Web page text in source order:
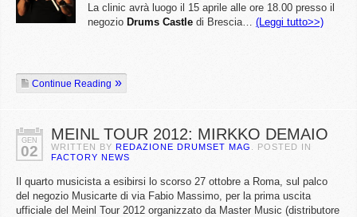
La clinic avrà luogo il 15 aprile alle ore 18.00 presso il
negozio Drums Castle di Brescia… (Leggi tutto>>)
Continue Reading
GEN
02
MEINL TOUR 2012: MIRKKO DEMAIO
WRITTEN BY REDAZIONE DRUMSET MAG
. POSTED IN
FACTORY NEWS
Il quarto musicista a esibirsi lo scorso 27 ottobre a Roma, sul palco
del negozio Musicarte di via Fabio Massimo, per la prima uscita
ufficiale del Meinl Tour 2012 organizzato da Master Music (distributore